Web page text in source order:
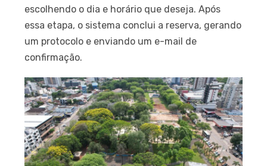
escolhendo o dia e horário que deseja. Após
essa etapa, o sistema conclui a reserva, gerando
um protocolo e enviando um e-mail de
confirmação.